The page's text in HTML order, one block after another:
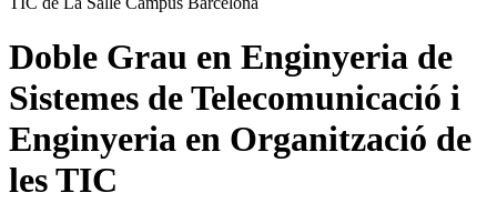
Doble Grau en Enginyeria de
Sistemes de Telecomunicació i
Enginyeria en Organització de
les TIC